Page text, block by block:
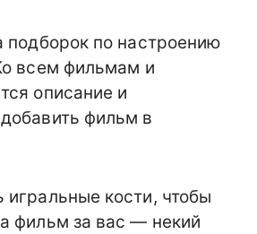
подборок по настроению
всем фильмам и
описание и
фильм в
кости, чтобы
фильм за вас — некий